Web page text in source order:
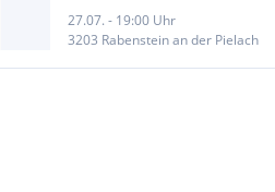
27.07. - 19:00 Uhr
3203 Rabenstein an der Pielach